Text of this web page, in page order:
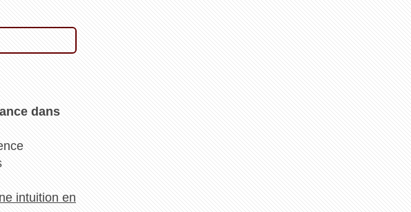
dans
intuition en